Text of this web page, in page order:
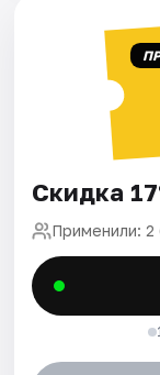
Скидка
Применили: 2